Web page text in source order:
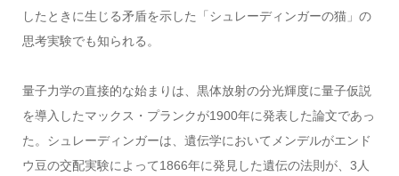
したときに生じる矛盾を示した「シュレーディンガーの猫」の
思考実験でも知られる。
量子力学の直接的な始まりは、黒体放射の分光輝度に量子仮説
を導入したマックス・プランクが1900年に発表した論文であっ
た。シュレーディンガーは、遺伝学においてメンデルがエンド
ウ豆の交配実験によって1866年に発見した遺伝の法則が、3人